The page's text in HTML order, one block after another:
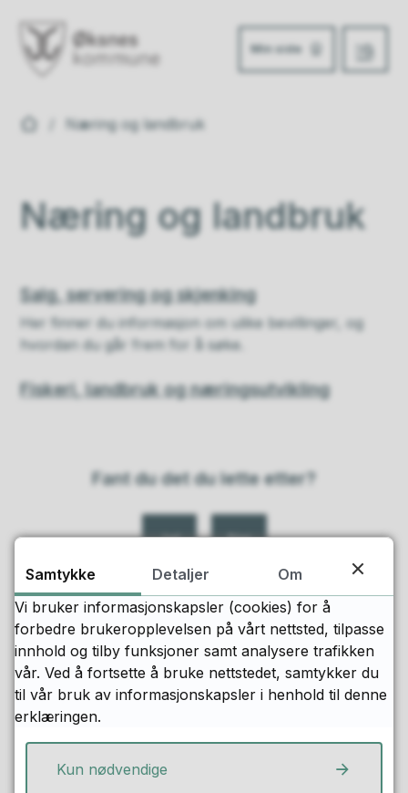
Min side
Meny
Du er her:Næring og landbruk
Næring og landbruk
Salg, servering og skjenking
Her finner du informasjon om ulike bevillinger, og
hvordan du går frem for å søke.
Fiskeri, landbruk og næringsutvikling
Fant du det du lette etter?
Ja Nei
Snarveier
Kontakt oss
Samtykke Detaljer
Om
Vi bruker informasjonskapsler (cookies) for å
forbedre brukeropplevelsen på vårt nettsted, tilpasse
innhold og tilby funksjoner samt analysere trafikken
vår. Ved å fortsette å bruke nettstedet, samtykker du
til vår bruk av informasjonskapsler i henhold til denne
erklæringen.
Kun nødvendige